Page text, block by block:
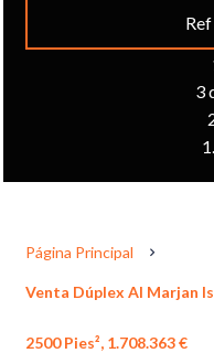
3
Página Principal
Venta Dúplex Al Marjan
2500 Pies², 1.708.363 €